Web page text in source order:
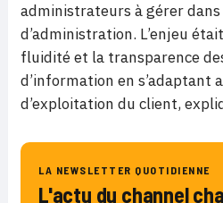
administrateurs à gérer
d’administration. L’enjeu
fluidité et la transparence
d’information en s’adaptant
d’exploitation du client,
LA NEWSLETTER QUOTIDIENNE
L'actu du channel